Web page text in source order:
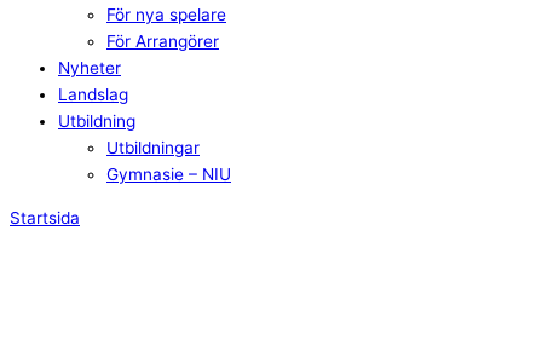
För nya spelare
För Arrangörer
Nyheter
Landslag
Utbildning
Utbildningar
Gymnasie – NIU
Startsida